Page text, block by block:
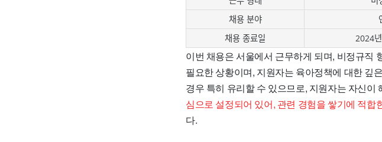
채용 분야
채용 종료일
2024
이번 채용은 서울에서 근무하게 되며, 비정규직
필요한 상황이며, 지원자는 육아정책에 대한 깊
경우 특히 유리할 수 있으므로, 지원자는 자신이
심으로 설정되어 있어, 관련 경험을 쌓기에 적합
다.